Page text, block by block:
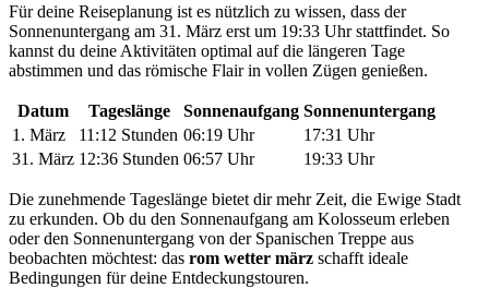
Für deine Reiseplanung ist es nützlich zu wissen, dass der
Sonnenuntergang am 31. März erst um 19:33 Uhr stattfindet. So
kannst du deine Aktivitäten optimal auf die längeren Tage
abstimmen und das römische Flair in vollen Zügen genießen.
Datum Tageslänge Sonnenaufgang Sonnenuntergang
1. März
11:12 Stunden 06:19 Uhr
17:31 Uhr
31. März 12:36 Stunden 06:57 Uhr 19:33 Uhr
Die zunehmende Tageslänge bietet dir mehr Zeit, die Ewige Stadt
zu erkunden. Ob du den Sonnenaufgang am Kolosseum erleben
oder den Sonnenuntergang von der Spanischen Treppe aus
beobachten möchtest: das rom wetter märz schafft ideale
Bedingungen für deine Entdeckungstouren.